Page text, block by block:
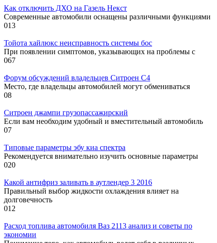
Как отключить ДХО на Газель Некст
Современные автомобили оснащены различными функциями
013
Тойота хайлюкс неисправность системы бос
При появлении симптомов, указывающих на проблемы с
067
Форум обсуждений владельцев Ситроен С4
Место, где владельцы автомобилей могут обмениваться
08
Ситроен джампи грузопассажирский
Если вам необходим удобный и вместительный автомобиль
07
Типовые параметры эбу киа спектра
Рекомендуется внимательно изучить основные параметры
020
Какой антифриз заливать в аутлендер 3 2016
Правильный выбор жидкости охлаждения влияет на
долговечность
012
Расход топлива автомобиля Ваз 2113 анализ и советы по
экономии